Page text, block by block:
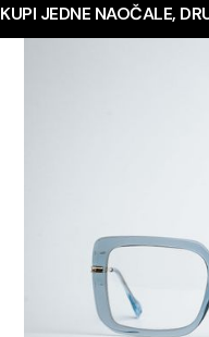
KUPI JEDNE NAOČALE,